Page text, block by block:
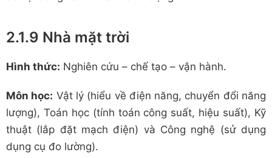
2.1.9 Nhà mặt trời
Hình thức: Nghiên cứu – chế tạo – vận hành.
Môn học: Vật lý (hiểu về điện năng, chuyển đổi năng
lượng), Toán học (tính toán công suất, hiệu suất), Kỹ
thuật (lắp đặt mạch điện) và Công nghệ (sử dụng
dụng cụ đo lường).